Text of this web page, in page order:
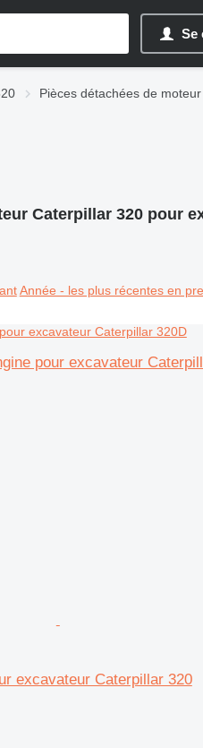
Se
Pièces détachées de
Caterpillar 320 pour
Année - les plus récentes en
pour excavateur
excavateur Caterpillar 320